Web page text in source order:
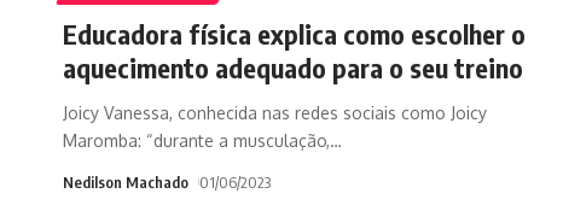
Educadora física explica como escolher o
aquecimento adequado para o seu treino
Joicy Vanessa, conhecida nas redes sociais como Joicy
Maromba: “durante a musculação,…
Nedilson Machado 01/06/2023